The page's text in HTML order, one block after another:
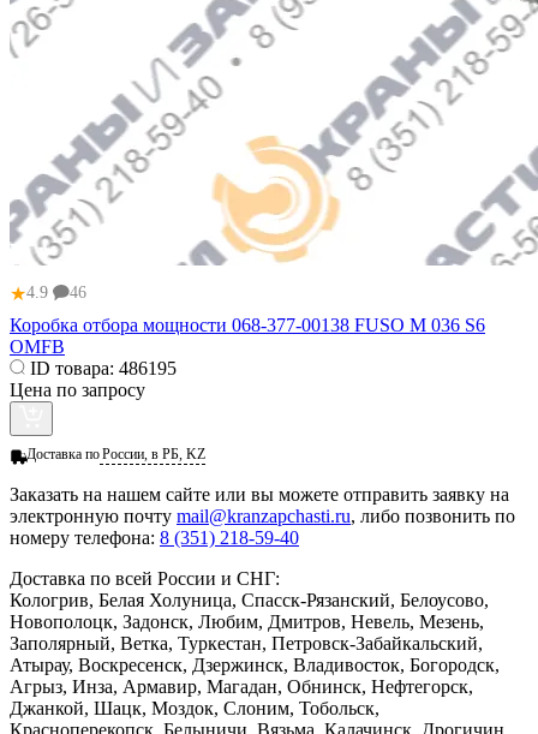
★4.9 46
Коробка отбора мощности 068-377-00138 FUSO M 036 S6
OMFB
ID товара: 486195
Цена по запросу
Доставка поРоссии, в РБ, KZ
Заказать на нашем сайте или вы можете отправить заявку на
электронную почту mail@kranzapchasti.ru, либо позвонить по
номеру телефона: 8 (351) 218-59-40
Доставка по всей России и СНГ:
Кологрив, Белая Холуница, Спасск-Рязанский, Белоусово,
Новополоцк, Задонск, Любим, Дмитров, Невель, Мезень,
Заполярный, Ветка, Туркестан, Петровск-Забайкальский,
Атырау, Воскресенск, Дзержинск, Владивосток, Богородск,
Агрыз, Инза, Армавир, Магадан, Обнинск, Нефтегорск,
Джанкой, Шацк, Моздок, Слоним, Тобольск,
Красноперекопск, Белыничи, Вязьма, Калачинск, Дрогичин,